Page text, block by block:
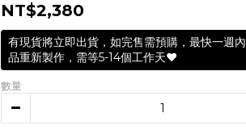
NT$2,380
有現貨將立即出貨，如完售需預購，最快一週
品重新製作，需等5-14個工作天❤️
數量